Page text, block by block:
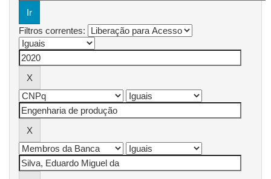
Filtros correntes: